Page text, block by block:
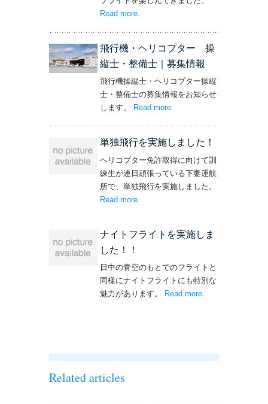
Read more
飛行機・ヘリコプター 操
縦士・整備士｜募集情報
飛行機操縦士・ヘリコプター操縦
士・整備士の募集情報をお知らせ
します。
Read more– ‘飛行機・ヘリコプター
.
単独飛行を実施しました！
ヘリコプター免許取得に向けて訓
練生が連日頑張っている下妻運航
所で、単独飛行を実施しました。
Read more
ナイトフライトを実施しま
した！！
日中の青空のもとでのフライトと
同様にナイトフライトにも特別な
魅力があります。
Read more– ‘ナイトフライト
.
Related articles